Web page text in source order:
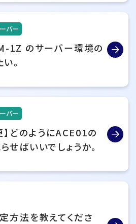
バー
1Z のサーバー環境の
。
バー
どのようにACE01の
せばいいでしょうか。
方法を教えてくださ